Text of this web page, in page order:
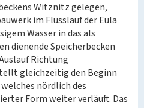
Witznitz gelegen,
im Flusslauf der Eula
Wasser in das als
dienende Speicherbecken
Richtung
gleichzeitig den Beginn
nördlich des
Form weiter verläuft. Das